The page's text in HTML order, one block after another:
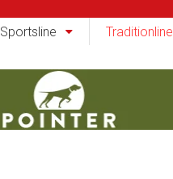
Sportsline Traditionline